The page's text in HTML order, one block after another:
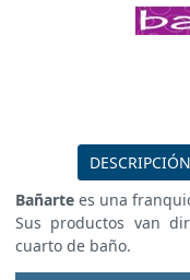
DESCRIPCIÓN
Bañarte es una
Sus productos van
cuarto de baño.